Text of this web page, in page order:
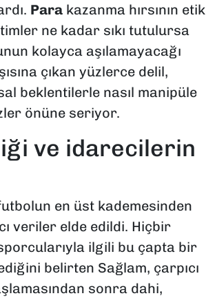
Parakazanma hırsının etik
ne kadar sıkı tutulursa
kolayca aşılamayacağı
çıkan yüzlerce delil,
beklentilerle nasıl manipüle
önüne seriyor.
ve idarecilerin
en üst kademesinden
veriler elde edildi. Hiçbir
ilgili bu çapta bir
belirten Sağlam, çarpıcı
sonra dahi,